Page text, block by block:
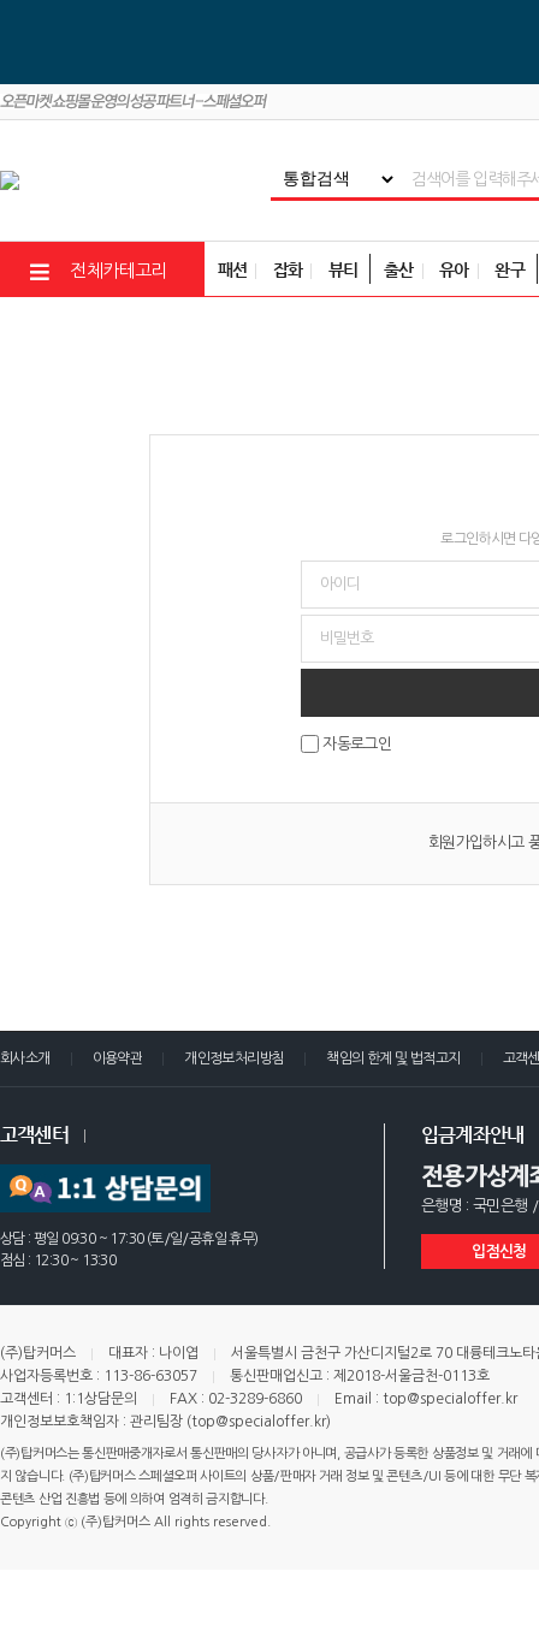
전체카테고리 패션 잡화 뷰티 출산 유아 완구
로그인하시면 다
자동로그인
회원가입하시고
회사소개 이용약관 개인정보처리방침 책임의 한계 및 법적고지 고객
고객센터
상담 : 평일 09:30 ~ 17:30 (토/일/공휴일 휴무)
점심 : 12:30 ~ 13:30
입금계좌안내
전용가상계
은행명 : 국민은행
입점신청
(주)탑커머스 대표자 : 나이엽
서울특별시 금천구 가산디지털2로 70 대륭테크노
사업자등록번호 : 113-86-63057
통신판매업신고 : 제2018-서울금천-0113호
고객센터 : 1:1상담문의
FAX : 02-3289-6860
Email : top@specialoffer.kr
개인정보보호책임자 : 관리팀장 (top@specialoffer.kr)
(주)탑커머스는 통신판매중개자로서 통신판매의 당사자가 아니며, 공급사가 등록한 상품정보 및 거래
지 않습니다. (주)탑커머스 스페셜오퍼 사이트의 상품/판매자 거래 정보 및 콘텐츠/UI 등에 대한 무단
콘텐츠 산업 진흥법 등에 의하여 엄격히 금지합니다.
Copyright ⓒ (주)탑커머스 All rights reserved.